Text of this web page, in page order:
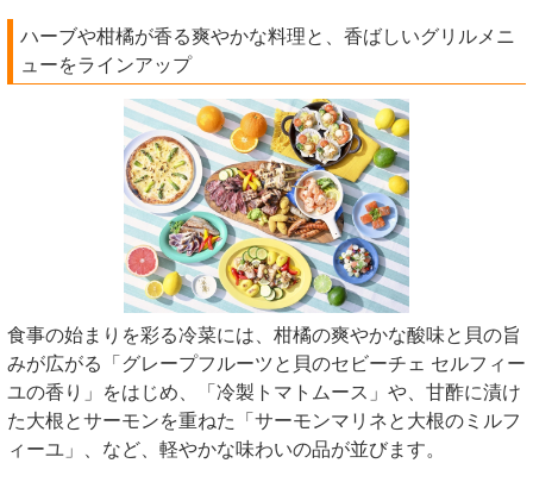
ハーブや柑橘が香る爽やかな料理と、香ばしいグリルメニ
ューをラインアップ
食事の始まりを彩る冷菜には、柑橘の爽やかな酸味と貝の旨
みが広がる「グレープフルーツと貝のセビーチェ セルフィー
ユの香り」をはじめ、「冷製トマトムース」や、甘酢に漬け
た大根とサーモンを重ねた「サーモンマリネと大根のミルフ
ィーユ」、など、軽やかな味わいの品が並びます。